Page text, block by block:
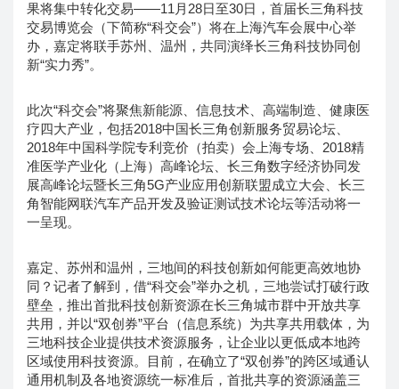
果将集中转化交易——11月28日至30日，首届长三角科技
交易博览会（下简称“科交会”）将在上海汽车会展中心举
办，嘉定将联手苏州、温州，共同演绎长三角科技协同创
新“实力秀”。
此次“科交会”将聚焦新能源、信息技术、高端制造、健康医
疗四大产业，包括2018中国长三角创新服务贸易论坛、
2018年中国科学院专利竞价（拍卖）会上海专场、2018精
准医学产业化（上海）高峰论坛、长三角数字经济协同发
展高峰论坛暨长三角5G产业应用创新联盟成立大会、长三
角智能网联汽车产品开发及验证测试技术论坛等活动将一
一呈现。
嘉定、苏州和温州，三地间的科技创新如何能更高效地协
同？记者了解到，借“科交会”举办之机，三地尝试打破行政
壁垒，推出首批科技创新资源在长三角城市群中开放共享
共用，并以“双创券”平台（信息系统）为共享共用载体，为
三地科技企业提供技术资源服务，让企业以更低成本地跨
区域使用科技资源。目前，在确立了“双创券”的跨区域通认
通用机制及各地资源统一标准后，首批共享的资源涵盖三